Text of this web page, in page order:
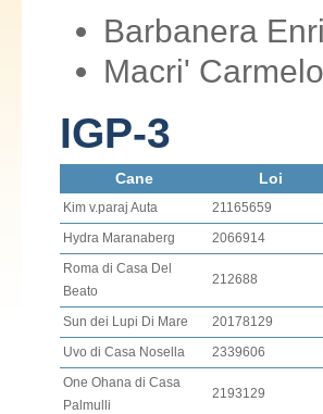
Barbanera
Macri' Carmelo
IGP-3
Cane Loi
Kim v.paraj Auta 21165659
Hydra Maranaberg
2066914
Roma di Casa Del
Beato
212688
Sun dei Lupi Di Mare 20178129
Uvo di Casa Nosella
2339606
One Ohana di Casa
Palmulli
2193129